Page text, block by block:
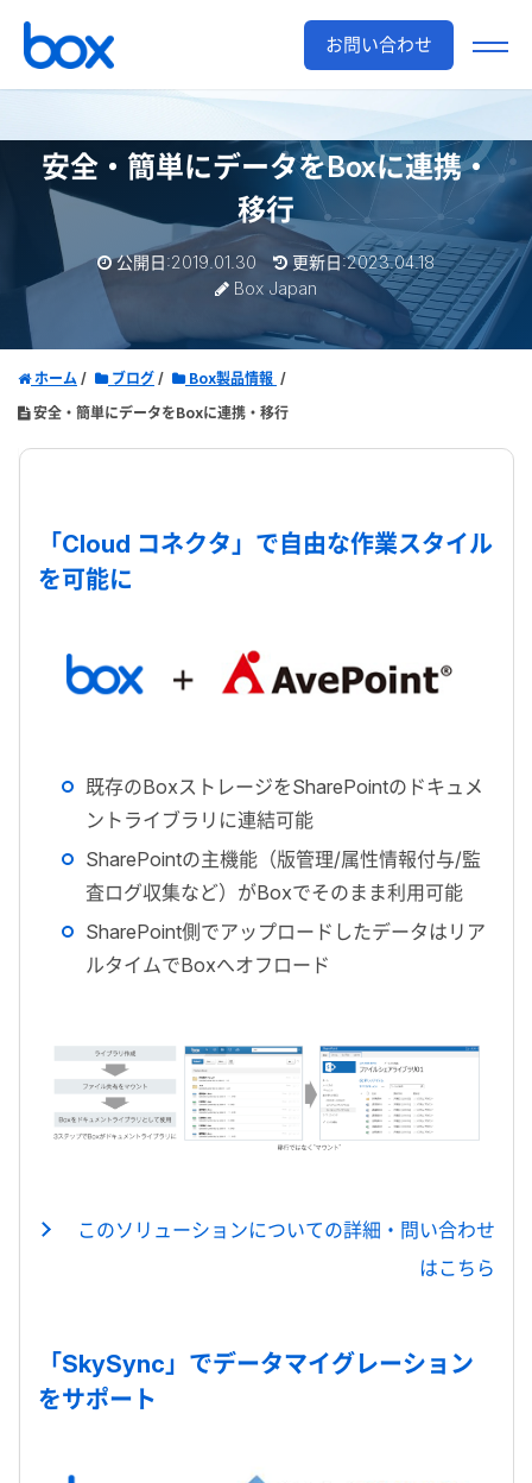
お問い合わせ
安全・簡単にデータをBoxに連携・
移行
公開日:2019.01.30
更新日:2023.04.18
Box Japan
ホーム ブログ
Box製品情報
安全・簡単にデータをBoxに連携・移行
「Cloud コネクタ」で自由な作業スタイル
を可能に
既存のBoxストレージをSharePointのドキュメ
ントライブラリに連結可能
SharePointの主機能（版管理/属性情報付与/監
査ログ収集など）がBoxでそのまま利用可能
SharePoint側でアップロードしたデータはリア
ルタイムでBoxへオフロード
このソリューションについての詳細・問い合わせ
はこちら
「SkySync」でデータマイグレーション
をサポート